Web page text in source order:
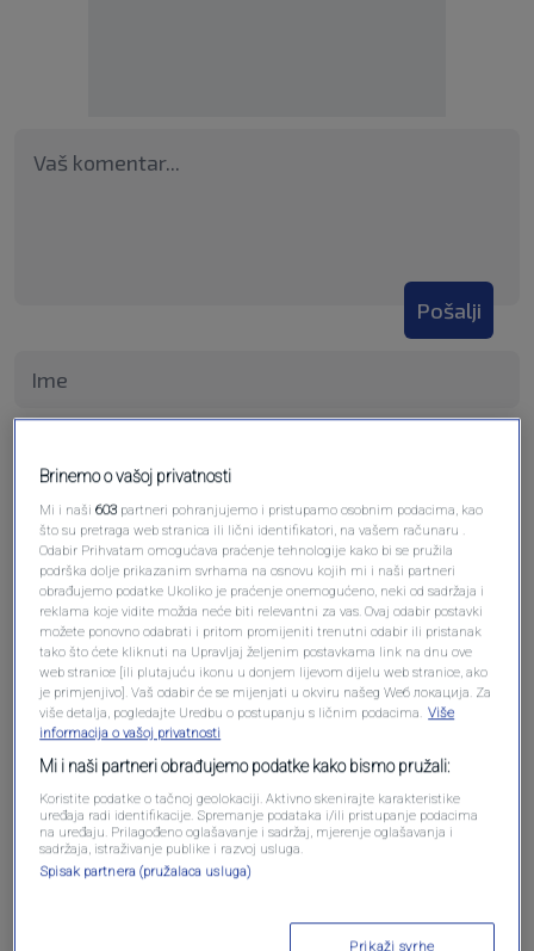
Pošalji
Pošalji komentar
Oglas
Brinemo o vašoj privatnosti
Mi i naši603 partneri pohranjujemo i pristupamo osobnim podacima, kao
što su pretraga web stranica ili lični identifikatori, na vašem računaru .
Odabir Prihvatam omogućava praćenje tehnologije kako bi se pružila
podrška dolje prikazanim svrhama na osnovu kojih mi i naši partneri
obrađujemo podatke Ukoliko je praćenje onemogućeno, neki od sadržaja i
reklama koje vidite možda neće biti relevantni za vas. Ovaj odabir postavki
možete ponovno odabrati i pritom promijeniti trenutni odabir ili pristanak
tako što ćete kliknuti na Upravljaj željenim postavkama link na dnu ove
web stranice [ili plutajuću ikonu u donjem lijevom dijelu web stranice, ako
je primjenjivo]. Vaš odabir će se mijenjati u okviru našeg Wеб локација. Za
više detalja, pogledajte Uredbu o postupanju s ličnim podacima. Više
informacija o vašoj privatnosti
Mi i naši partneri obrađujemo podatke kako bismo pružali:
Koristite podatke o tačnoj geolokaciji. Aktivno skenirajte karakteristike
uređaja radi identifikacije. Spremanje podataka i/ili pristupanje podacima
na uređaju. Prilagođeno oglašavanje i sadržaj, mjerenje oglašavanja i
sadržaja, istraživanje publike i razvoj usluga.
Spisak partnera (pružalaca usluga)
Prikaži svrhe